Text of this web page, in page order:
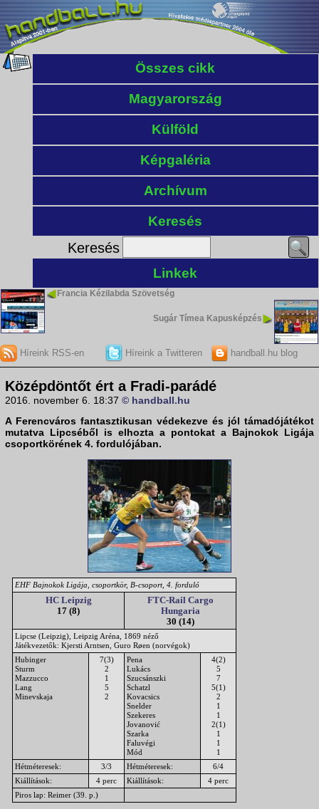
Összes cikk
Magyarország
Külföld
Képgaléria
Archívum
Keresés
Keresés
Linkek
Francia Kézilabda Szövetség
Sugár Tímea Kapusképzés
Híreink RSS-en Híreink a Twitteren handball.hu blog
Középdöntőt ért a Fradi-parádé
2016. november 6. 18:37 © handball.hu
A Ferencváros fantasztikusan védekezve és jól támadójátékot
mutatva Lipcséből is elhozta a pontokat a Bajnokok Ligája
csoportkörének 4. fordulójában.
EHF Bajnokok Ligája, csoportkör, B-csoport, 4. forduló
HC Leipzig
17 (8)
FTC-Rail Cargo
Hungaria
30 (14)
Lipcse (Leipzig), Leipzig Aréna, 1869 néző
Játékvezetők: Kjersti Arntsen, Guro Røen (norvégok)
Hubinger
Sturm
Mazzucco
Lang
Minevskaja
7(3)
2
1
5
2
Pena
Lukács
Szucsánszki
Schatzl
Kovacsics
Snelder
Szekeres
Jovanović
Szarka
Faluvégi
Mód
4(2)
5
7
5(1)
2
1
1
2(1)
1
1
1
Hétméteresek:
3/3 Hétméteresek:
6/4
Kiállítások:
4 perc Kiállítások:
4 perc
Piros lap: Reimer (39. p.)